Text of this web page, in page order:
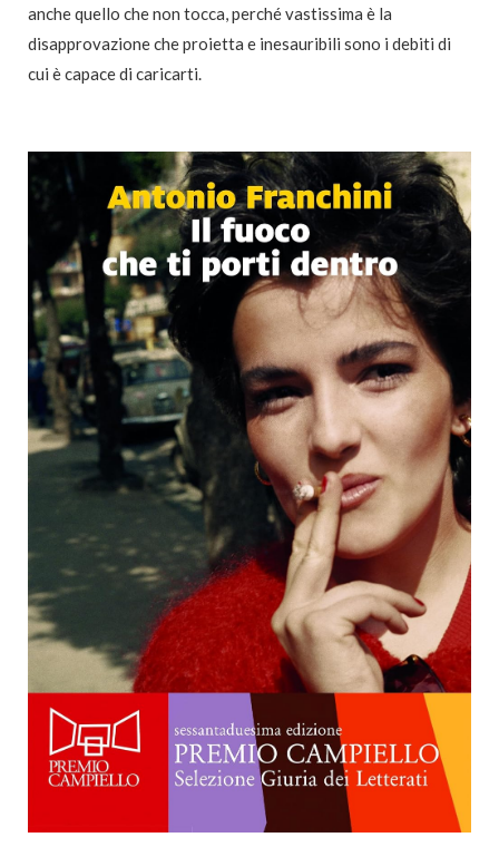
anche quello che non tocca, perché vastissima è la
disapprovazione che proietta e inesauribili sono i debiti di
cui è capace di caricarti.